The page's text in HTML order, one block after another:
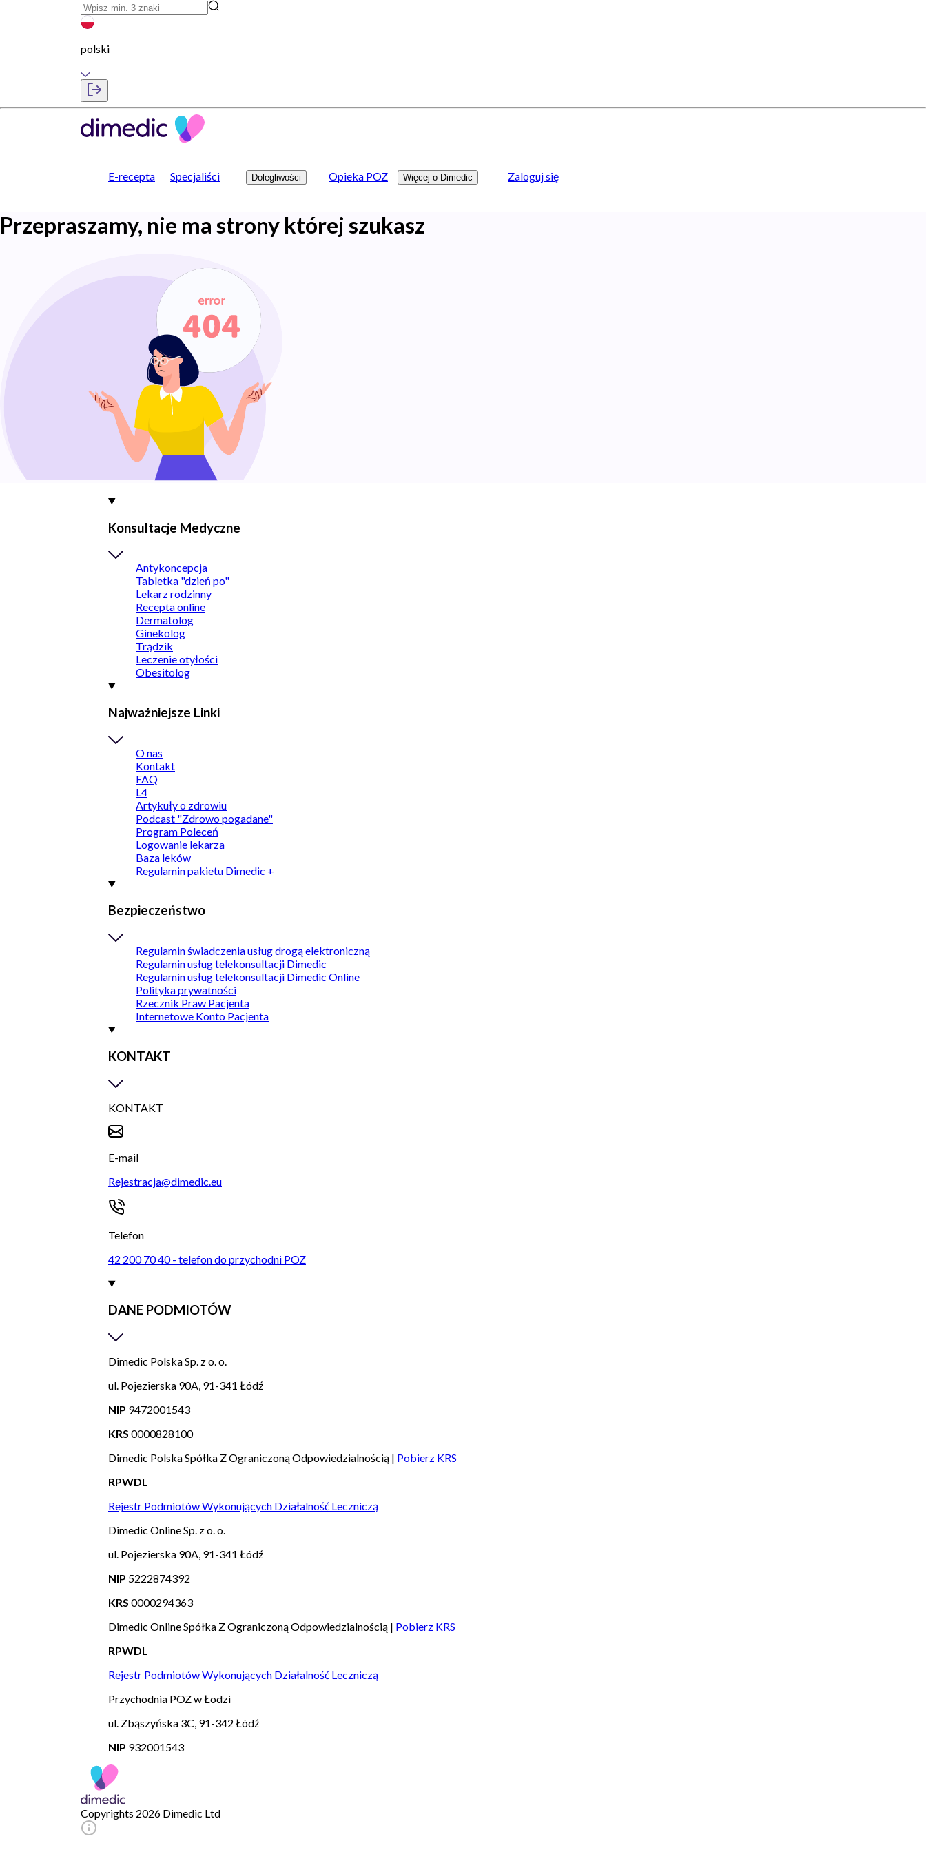
polski
E-recepta Specjaliści Dolegliwości Opieka POZ Więcej o Dimedic Zaloguj się
Przepraszamy, nie ma strony której szukasz
Konsultacje Medyczne
Antykoncepcja
Tabletka "dzień po"
Lekarz rodzinny
Recepta online
Dermatolog
Ginekolog
Trądzik
Leczenie otyłości
Obesitolog
Najważniejsze Linki
O nas
Kontakt
FAQ
L4
Artykuły o zdrowiu
Podcast "Zdrowo pogadane"
Program Poleceń
Logowanie lekarza
Baza leków
Regulamin pakietu Dimedic +
Bezpieczeństwo
Regulamin świadczenia usług drogą elektroniczną
Regulamin usług telekonsultacji Dimedic
Regulamin usług telekonsultacji Dimedic Online
Polityka prywatności
Rzecznik Praw Pacjenta
Internetowe Konto Pacjenta
KONTAKT
KONTAKT
E-mail
Rejestracja@dimedic.eu
Telefon
42 200 70 40 - telefon do przychodni POZ
DANE PODMIOTÓW
Dimedic Polska Sp. z o. o.
ul. Pojezierska 90A, 91-341 Łódź
NIP 9472001543
KRS 0000828100
Dimedic Polska Spółka Z Ograniczoną Odpowiedzialnością | Pobierz KRS
RPWDL
Rejestr Podmiotów Wykonujących Działalność Leczniczą
Dimedic Online Sp. z o. o.
ul. Pojezierska 90A, 91-341 Łódź
NIP 5222874392
KRS 0000294363
Dimedic Online Spółka Z Ograniczoną Odpowiedzialnością | Pobierz KRS
RPWDL
Rejestr Podmiotów Wykonujących Działalność Leczniczą
Przychodnia POZ w Łodzi
ul. Zbąszyńska 3C, 91-342 Łódź
NIP 932001543
Copyrights 2026 Dimedic Ltd